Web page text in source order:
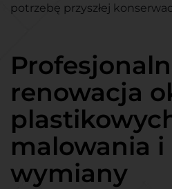
potrzebę przyszłej
renowacja
malowania i
wymiany